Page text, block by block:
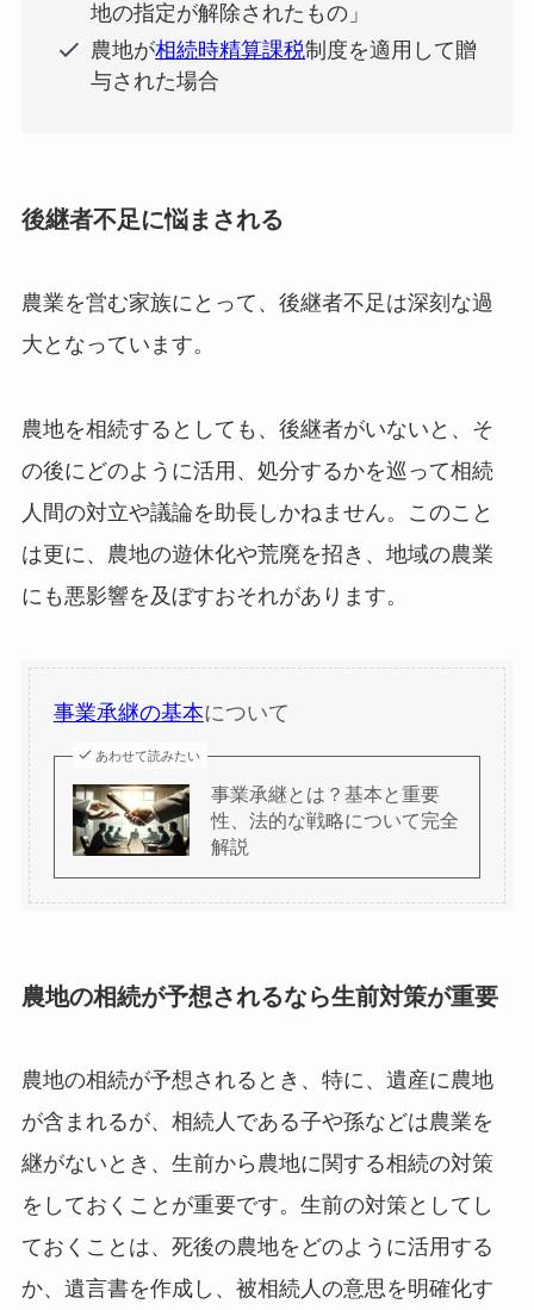
地の指定が解除されたもの」
農地が相続時精算課税制度を適用して贈
与された場合
後継者不足に悩まされる
農業を営む家族にとって、後継者不足は深刻な過
大となっています。
農地を相続するとしても、後継者がいないと、そ
の後にどのように活用、処分するかを巡って相続
人間の対立や議論を助長しかねません。このこと
は更に、農地の遊休化や荒廃を招き、地域の農業
にも悪影響を及ぼすおそれがあります。
事業承継の基本について
あわせて読みたい
事業承継とは？基本と重要
性、法的な戦略について完全
解説
農地の相続が予想されるなら生前対策が重要
農地の相続が予想されるとき、特に、遺産に農地
が含まれるが、相続人である子や孫などは農業を
継がないとき、生前から農地に関する相続の対策
をしておくことが重要です。生前の対策としてし
ておくことは、死後の農地をどのように活用する
か、遺言書を作成し、被相続人の意思を明確化す